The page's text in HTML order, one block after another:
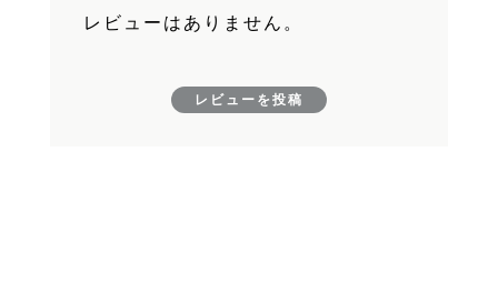
レビューはありません。
レビューを投稿